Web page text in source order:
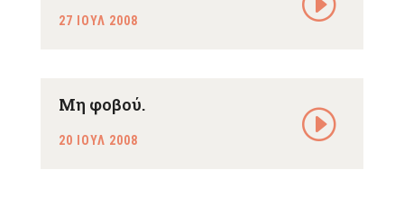
27 ΙΟΥΛ 2008
Μη φοβού.
20 ΙΟΥΛ 2008